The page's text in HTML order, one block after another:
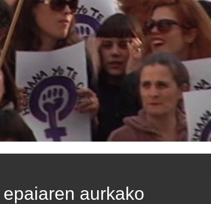
aurkako